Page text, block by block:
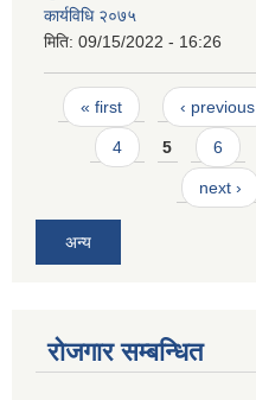
कार्यविधि २०७५
मिति: 09/15/2022 - 16:26
Pages
« first ‹ previous
4 5 6
next ›
अन्य
रोजगार सम्बन्धित